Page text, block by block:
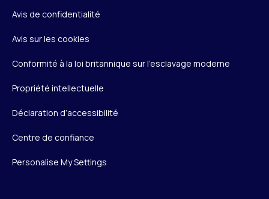
Avis de confidentialité
Avis sur les cookies
Conformité à la loi britannique sur l’esclavage moderne
Propriété intellectuelle
Déclaration d’accessibilité
Centre de confiance
Personalise My Settings